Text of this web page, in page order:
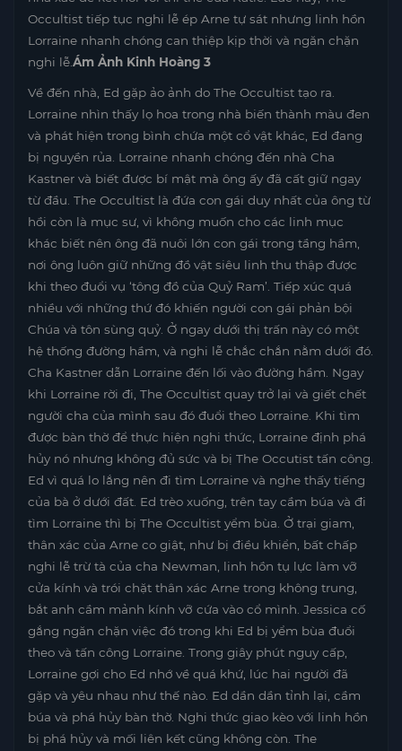
Occultist tiếp tục nghi lễ ép Arne tự sát nhưng linh hồn
Lorraine nhanh chóng can thiệp kịp thời và ngăn chặn
nghi lễ.Ám Ảnh Kinh Hoàng 3
Về đến nhà, Ed gặp ảo ảnh do The Occultist tạo ra.
Lorraine nhìn thấy lọ hoa trong nhà biến thành màu đen
và phát hiện trong bình chứa một cổ vật khác, Ed đang
bị nguyền rủa. Lorraine nhanh chóng đến nhà Cha
Kastner và biết được bí mật mà ông ấy đã cất giữ ngay
từ đầu. The Occultist là đứa con gái duy nhất của ông từ
hồi còn là mục sư, vì không muốn cho các linh mục
khác biết nên ông đã nuôi lớn con gái trong tầng hầm,
nơi ông luôn giữ những đồ vật siêu linh thu thập được
khi theo đuổi vụ ‘tông đồ của Quỷ Ram’. Tiếp xúc quá
nhiều với những thứ đó khiến người con gái phản bội
Chúa và tôn sùng quỷ. Ở ngay dưới thị trấn này có một
hệ thống đường hầm, và nghi lễ chắc chắn nằm dưới đó.
Cha Kastner dẫn Lorraine đến lối vào đường hầm. Ngay
khi Lorraine rời đi, The Occultist quay trở lại và giết chết
người cha của mình sau đó đuổi theo Lorraine. Khi tìm
được bàn thờ để thực hiện nghi thức, Lorraine định phá
hủy nó nhưng không đủ sức và bị The Occutist tấn công.
Ed vì quá lo lắng nên đi tìm Lorraine và nghe thấy tiếng
của bà ở dưới đất. Ed trèo xuống, trên tay cầm búa và đi
tìm Lorraine thì bị The Occultist yểm bùa. Ở trại giam,
thân xác của Arne co giật, như bị điều khiển, bất chấp
nghi lễ trừ tà của cha Newman, linh hồn tụ lực làm vỡ
cửa kính và trói chặt thân xác Arne trong không trung,
bắt anh cầm mảnh kính vỡ cứa vào cổ mình. Jessica cố
gắng ngăn chặn việc đó trong khi Ed bị yểm bùa đuổi
theo và tấn công Lorraine. Trong giây phút nguy cấp,
Lorraine gợi cho Ed nhớ về quá khứ, lúc hai người đã
gặp và yêu nhau như thế nào. Ed dần dần tỉnh lại, cầm
búa và phá hủy bàn thờ. Nghi thức giao kèo với linh hồn
bị phá hủy và mối liên kết cũng không còn. The